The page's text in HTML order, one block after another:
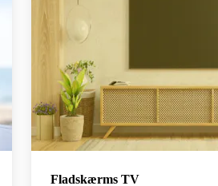
akustik og korrekt kalibrering af dit udstyr kan
af dit unikke hjem.
Fladskærms TV